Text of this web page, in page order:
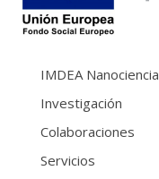
IMDEA Nanociencia
Investigación
Colaboraciones
Servicios